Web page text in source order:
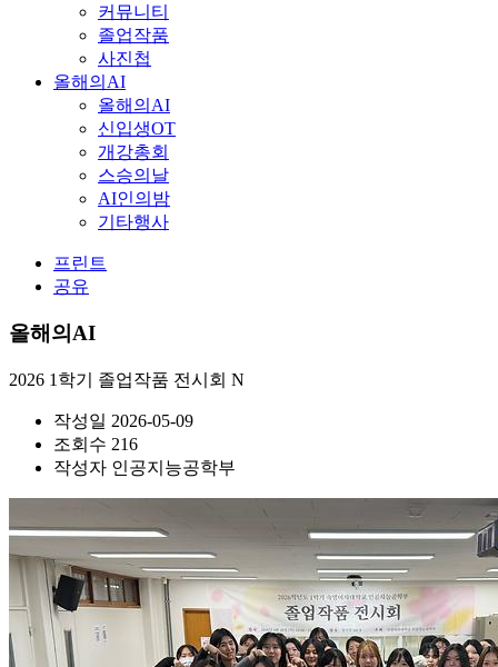
커뮤니티
졸업작품
사진첩
올해의AI
올해의AI
신입생OT
개강총회
스승의날
AI인의밤
기타행사
프린트
공유
올해의AI
2026 1학기 졸업작품 전시회 N
작성일 2026-05-09
조회수 216
작성자 인공지능공학부